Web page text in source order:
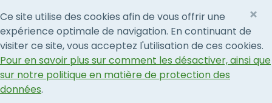
Ce site utilise des cookies afin de vous offrir une
expérience optimale de navigation. En continuant de
visiter ce site, vous acceptez l'utilisation de ces cookies.
Pour en savoir plus sur comment les désactiver, ainsi que
sur notre politique en matière de protection des
données.
×